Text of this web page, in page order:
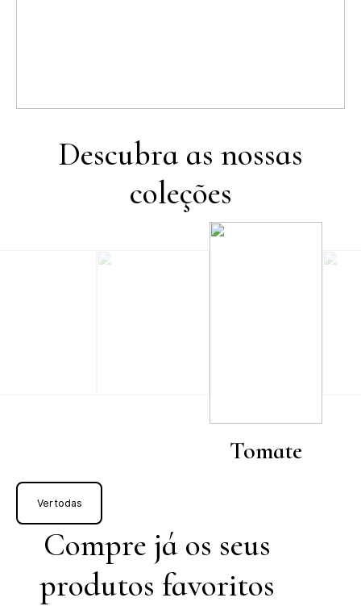
Descubra as nossas
coleções
Tomate
Ver todas
Compre já os seus
produtos favoritos